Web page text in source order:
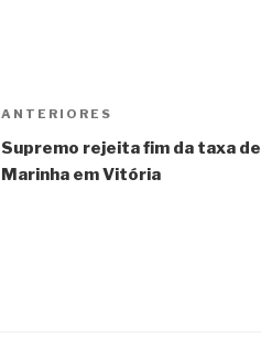
Navegação
de
Post
Post
anterior
ANTERIORES
Supremo rejeita fim da taxa de
Marinha em Vitória